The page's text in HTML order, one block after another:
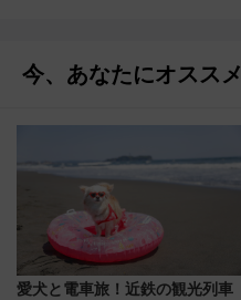
今、あなたにオススメ
愛犬と電車旅！近鉄の観光列車